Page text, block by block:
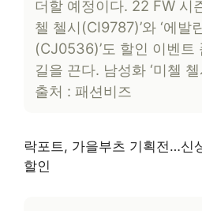
더할 예정이다. 22 FW 시
첼 첼시(CI9787)’와 ‘에발
(CJ0536)’도 할인 이벤트
길을 끈다. 남성화 ‘미첼
출처 : 패션비즈
락포트, 가을부츠 기획전…신
할인